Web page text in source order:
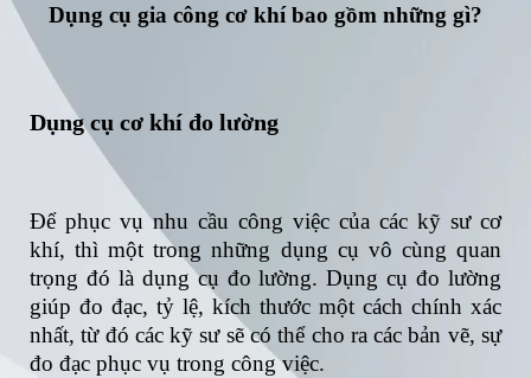
Dụng cụ gia công cơ khí bao gồm những gì?
Dụng cụ cơ khí đo lường
Để phục vụ nhu cầu công việc của các kỹ sư cơ
khí, thì một trong những dụng cụ vô cùng quan
trọng đó là dụng cụ đo lường. Dụng cụ đo lường
giúp đo đạc, tỷ lệ, kích thước một cách chính xác
nhất, từ đó các kỹ sư sẽ có thể cho ra các bản vẽ, sự
đo đạc phục vụ trong công việc.